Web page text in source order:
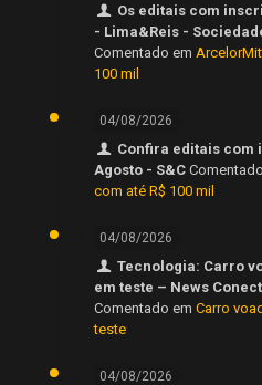
Os editais com
- Lima&Reis -
Comentado em
100 mil
04/08/2026
Confira editais com
Agosto - S&C
com até R$ 100 mil
04/08/2026
Tecnologia: Carro
em teste – News
Comentado em Carro
teste
04/08/2026